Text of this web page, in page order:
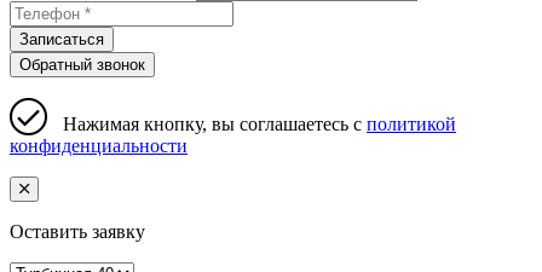
Записаться
Обратный звонок
Нажимая кнопку, вы соглашаетесь с политикой
конфиденциальности
Оставить заявку